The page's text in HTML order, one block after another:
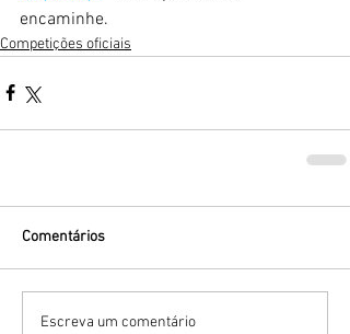
encaminhe.
Competições oficiais
Comentários
Escreva um comentário